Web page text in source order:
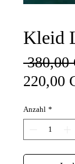
Kleid
380,00
220,00
Anzahl *